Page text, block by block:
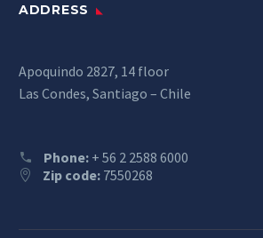
ADDRESS
Apoquindo 2827, 14 floor
Las Condes, Santiago – Chile
Phone: + 56 2 2588 6000
Zip code: 7550268